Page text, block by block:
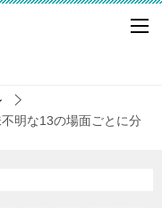
明な13の場面ごとに分